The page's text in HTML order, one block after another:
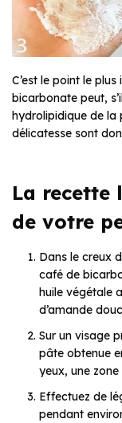
C’est le point le
bicarbonate peut,
hydrolipidique de la
délicatesse sont
La recette
de votre
Dans le creux
café de
huile végétale
d’amande
Sur un visage
pâte obtenue
yeux, une
Effectuez de
pendant